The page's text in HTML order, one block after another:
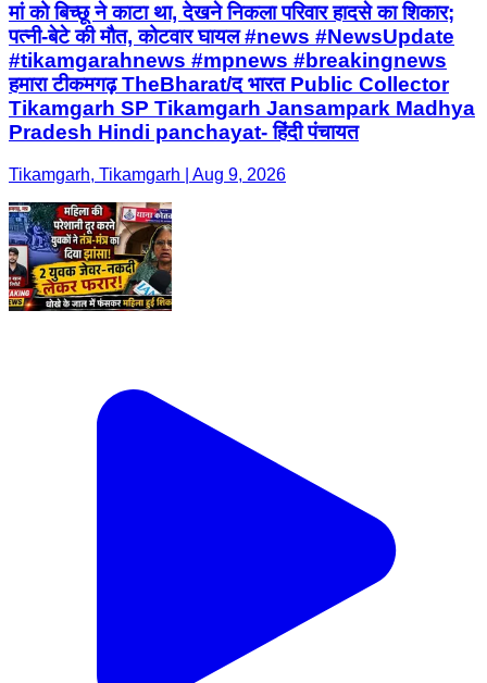
मां को बिच्छू ने काटा था, देखने निकला परिवार हादसे का शिकार;
पत्नी-बेटे की मौत, कोटवार घायल #news #NewsUpdate
#tikamgarahnews #mpnews #breakingnews
हमारा टीकमगढ़ TheBharat/द भारत Public Collector
Tikamgarh SP Tikamgarh Jansampark Madhya
Pradesh Hindi panchayat- हिंदी पंचायत
Tikamgarh, Tikamgarh | Aug 9, 2026